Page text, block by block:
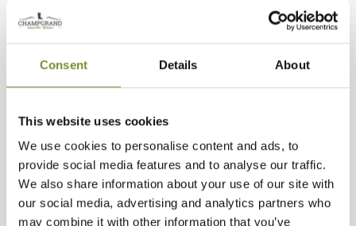
Consent Details About
This website uses cookies
We use cookies to personalise content and ads, to
provide social media features and to analyse our traffic.
We also share information about your use of our site with
our social media, advertising and analytics partners who
may combine it with other information that you’ve
Description
Chelsea, à la fois élégant, imperméable et résistant.
Le manteau Chelsea est un long manteau à la fois
imperméable et respirant. Il vous tiendra non seulement
au sec mais par son tissu résistant il sera votre partenaire